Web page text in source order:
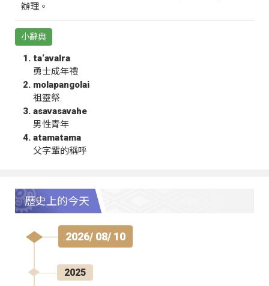
辦理。
小辭典
ta‘avalra
勇士成年禮
molapangolai
祖靈祭
asavasavahe
男性青年
atamatama
父字輩的稱呼
歷史上的今天
2026/ 08/ 10
2025